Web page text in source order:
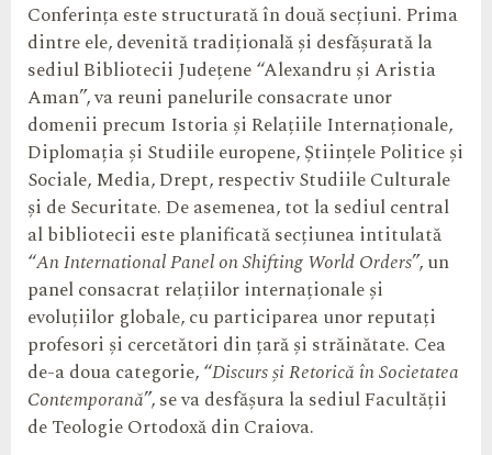
Conferința este structurată în două secțiuni. Prima
dintre ele, devenită tradițională și desfășurată la
sediul Bibliotecii Județene “Alexandru și Aristia
Aman”, va reuni panelurile consacrate unor
domenii precum Istoria și Relațiile Internaționale,
Diplomația și Studiile europene, Științele Politice și
Sociale, Media, Drept, respectiv Studiile Culturale
și de Securitate. De asemenea, tot la sediul central
al bibliotecii este planificată secțiunea intitulată
“An International Panel on Shifting World Orders”, un
panel consacrat relațiilor internaționale și
evoluțiilor globale, cu participarea unor reputați
profesori și cercetători din țară și străinătate. Cea
de-a doua categorie, “Discurs și Retorică în Societatea
Contemporană”, se va desfășura la sediul Facultății
de Teologie Ortodoxă din Craiova.